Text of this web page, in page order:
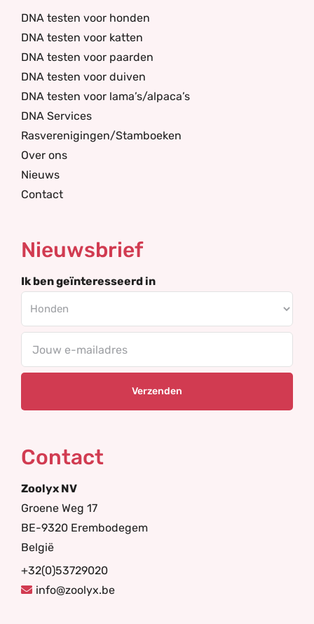
DNA testen voor honden
DNA testen voor katten
DNA testen voor paarden
DNA testen voor duiven
DNA testen voor lama’s/alpaca’s
DNA Services
Rasverenigingen/Stamboeken
Over ons
Nieuws
Contact
Nieuwsbrief
Ik ben geïnteresseerd in
Contact
Zoolyx NV
Groene Weg 17
BE-9320 Erembodegem
België
+32(0)53729020
info@zoolyx.be